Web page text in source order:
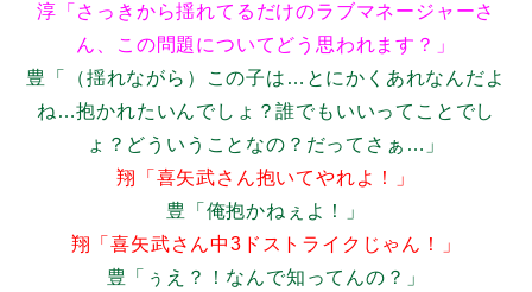
淳「さっきから揺れてるだけのラブマネージャーさ
ん、この問題についてどう思われます？」
豊「（揺れながら）この子は…とにかくあれなんだよ
ね…抱かれたいんでしょ？誰でもいいってことでし
ょ？どういうことなの？だってさぁ…」
翔「喜矢武さん抱いてやれよ！」
豊「俺抱かねぇよ！」
翔「喜矢武さん中3ドストライクじゃん！」
豊「ぅえ？！なんで知ってんの？」